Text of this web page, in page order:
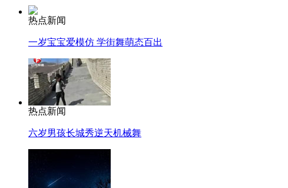
热点新闻
一岁宝宝爱模仿 学街舞萌态百出
热点新闻
六岁男孩长城秀逆天机械舞